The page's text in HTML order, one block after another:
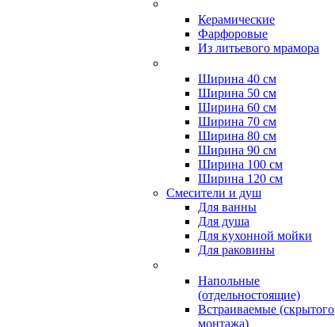
Керамические
Фарфоровые
Из литьевого мрамора
Ширина 40 см
Ширина 50 см
Ширина 60 см
Ширина 70 см
Ширина 80 см
Ширина 90 см
Ширина 100 см
Ширина 120 см
Смесители и душ
Для ванны
Для душа
Для кухонной мойки
Для раковины
Напольные
(отдельностоящие)
Встраиваемые (скрытого
монтажа)